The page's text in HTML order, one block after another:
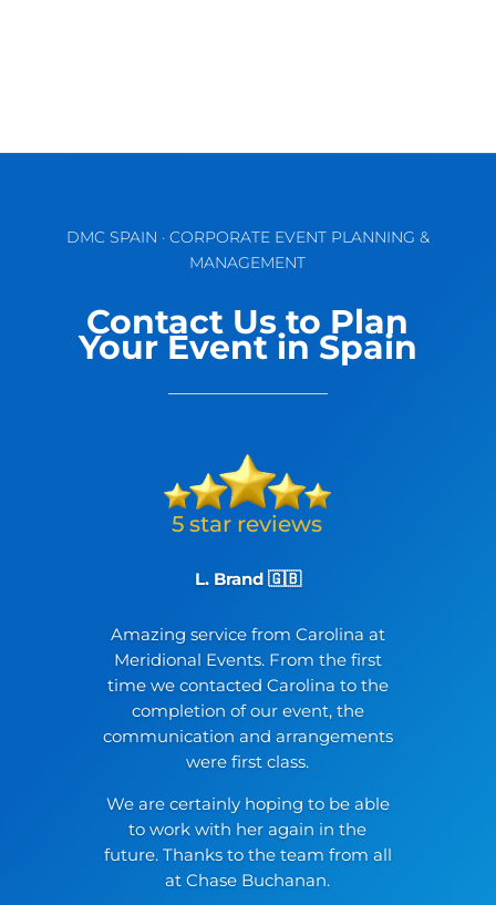
DMC SPAIN · CORPORATE EVENT PLANNING &
MANAGEMENT
Contact Us to Plan
Your Event in Spain
L. Brand 🇬🇧
Amazing service from Carolina at
Meridional Events. From the first
time we contacted Carolina to the
completion of our event, the
communication and arrangements
were first class.
We are certainly hoping to be able
to work with her again in the
future. Thanks to the team from all
at Chase Buchanan.